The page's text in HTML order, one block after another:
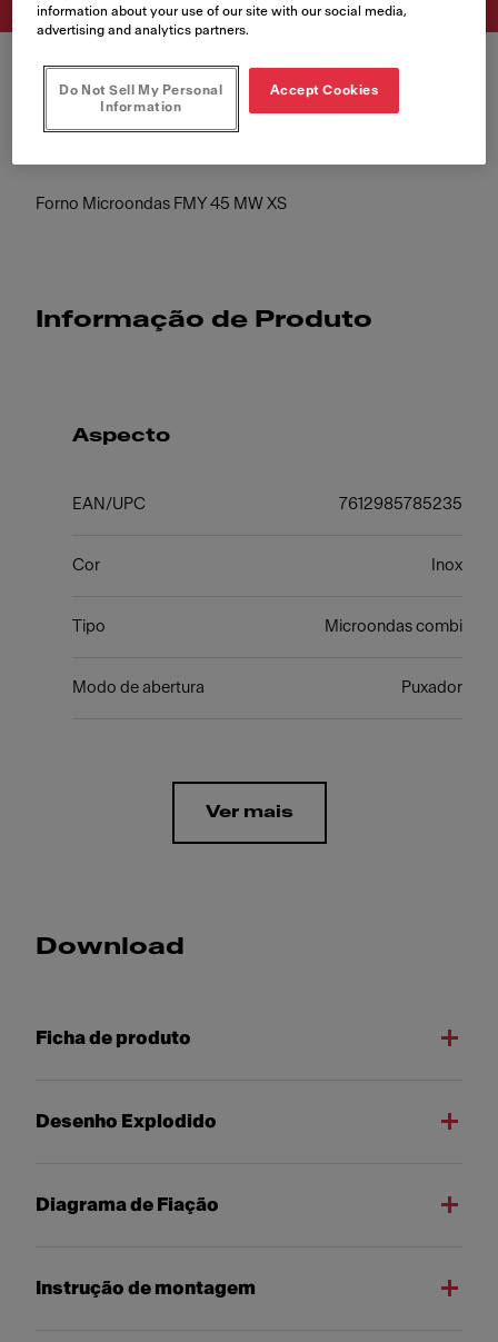
Forno Microondas FMY 45 MW XS
Informação de Produto
Aspecto
EAN/UPC 7612985785235
Cor Inox
Tipo Microondas combi
Modo de abertura Puxador
Ver mais
Download
Ficha de produto
Desenho Explodido
Diagrama de Fiação
Instrução de montagem
information about your use of our site with our social media,
advertising and analytics partners.
Do Not Sell My Personal
Information
Accept Cookies